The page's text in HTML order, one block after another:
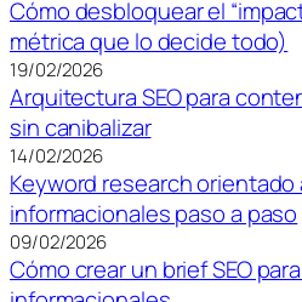
Cómo desbloquear el
métrica que lo decide todo)
19/02/2026
Arquitectura SEO para
sin canibalizar
14/02/2026
Keyword research
informacionales paso a paso
09/02/2026
Cómo crear un brief SEO